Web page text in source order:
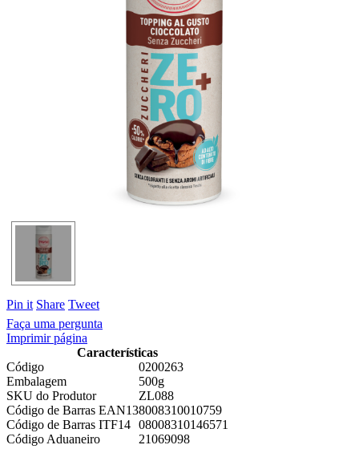
Pin it Share Tweet
Faça uma pergunta
Imprimir página
Características
Código
0200263
Embalagem
500g
SKU do Produtor
ZL088
Código de Barras EAN138008310010759
Código de Barras ITF14 08008310146571
Código Aduaneiro
21069098